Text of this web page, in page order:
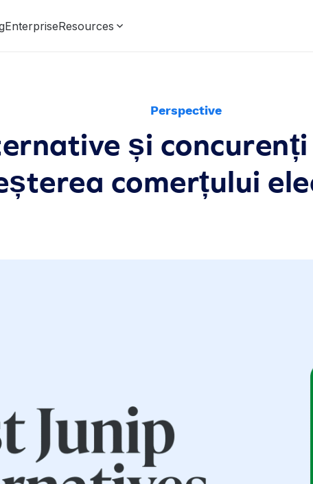
EnterpriseResources
Perspective
și
comerțului